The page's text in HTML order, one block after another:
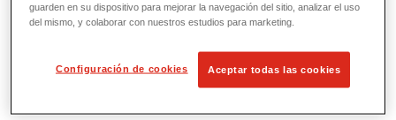
Herramientas de servicios públicos y de
View All Herramientas de servicios
guarden en su dispositivo para mejorar la navegación del sitio, analizar el uso
del mismo, y colaborar con nuestros estudios para marketing.
Configuración de cookies Aceptar todas las cookies